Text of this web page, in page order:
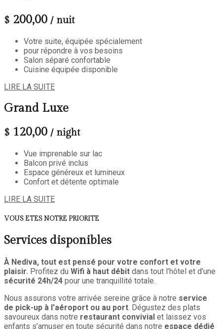
$ 200,00 / nuit
Votre suite, équipée spécialement
pour répondre à vos besoins
Salon séparé confortable
Cuisine équipée disponible
LIRE LA SUITE
Grand Luxe
$ 120,00 / night
Vue imprenable sur lac
Balcon privé inclus
Espace généreux et lumineux
Confort et détente optimale
LIRE LA SUITE
VOUS ETES NOTRE PRIORITE
Services disponibles
À Nediva, tout est pensé pour votre confort et votre
plaisir. Profitez du Wifi à haut débit dans tout l’hôtel et d’une
sécurité 24h/24 pour une tranquillité totale.
Nous assurons votre arrivée sereine grâce à notre service
de pick-up à l’aéroport ou au port. Dégustez des plats
savoureux dans notre restaurant convivial et laissez vos
enfants s’amuser en toute sécurité dans notre espace dédié